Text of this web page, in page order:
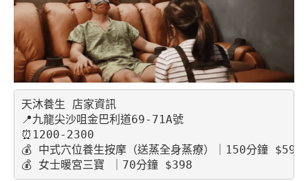
天沐養生 店家資訊
📍九龍尖沙咀金巴利道69-71A號
⏰1200-2300
💰 中式穴位養生按摩（送蒸全身蒸療）｜150分鐘 $598
💰 女士暖宮三寶 ｜70分鐘 $398